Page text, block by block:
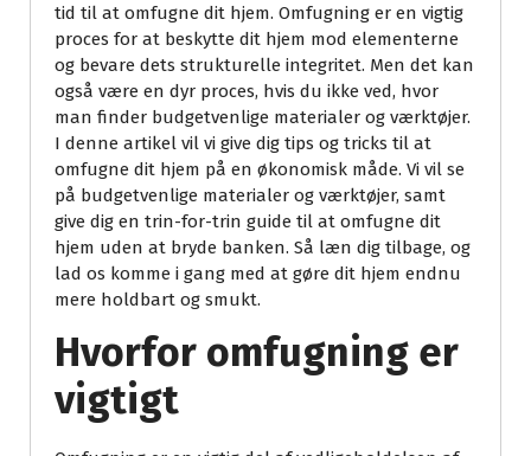
tid til at omfugne dit hjem. Omfugning er en vigtig
proces for at beskytte dit hjem mod elementerne
og bevare dets strukturelle integritet. Men det kan
også være en dyr proces, hvis du ikke ved, hvor
man finder budgetvenlige materialer og værktøjer.
I denne artikel vil vi give dig tips og tricks til at
omfugne dit hjem på en økonomisk måde. Vi vil se
på budgetvenlige materialer og værktøjer, samt
give dig en trin-for-trin guide til at omfugne dit
hjem uden at bryde banken. Så læn dig tilbage, og
lad os komme i gang med at gøre dit hjem endnu
mere holdbart og smukt.
Hvorfor omfugning er
vigtigt